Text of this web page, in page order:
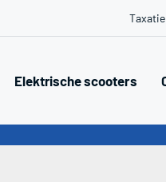
Elektrische scooters